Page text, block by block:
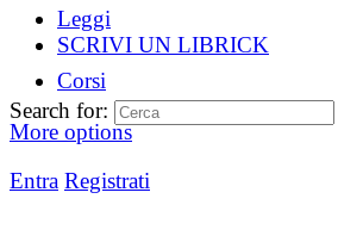
Leggi
SCRIVI UN LIBRICK
Corsi
More options
Entra Registrati
Search for: